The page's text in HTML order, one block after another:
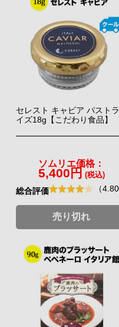
込）～
実は全てオーガニック、
タドーラ」がこだわりの
ージン・オリーブオイル。
⇒ アルヴァ
煮るだけ調理のオー
のおいしさと栄養を損な
丁寧に作られたプレミア
味わいです。屋外でもス
できます。
⇒ オーガニ
セレスト キャビア パストラ
イズ18g【こだわり食品】
ソムリエ価格：
5,400円 (税込)
総合評価 （4.80
売り切れ